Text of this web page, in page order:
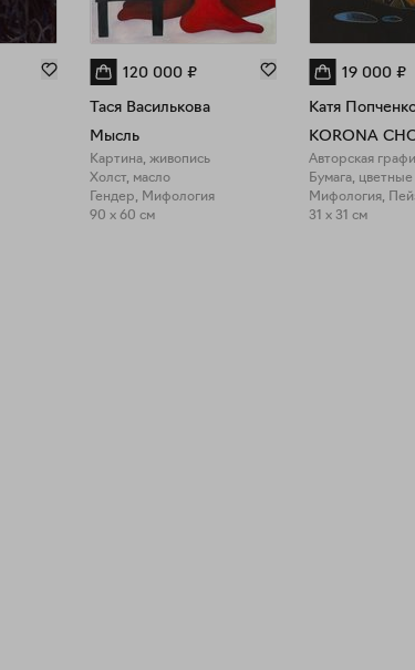
120 000 ₽
Тася Василькова
Мысль
Картина, живопись
Холст, масло
Гендер, Мифология
90 x 60 см
19 000 ₽
Катя
Авторская
Бумага,
Мифология,
31 x 31 см